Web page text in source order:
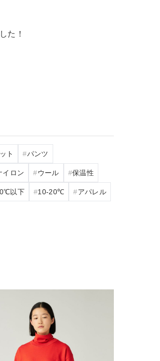
た！
ト パンツ
イロン ウール 保温性
以下 10‐20℃ アパレル